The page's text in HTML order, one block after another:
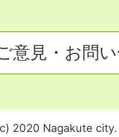
意見・お問
2020 Nagakute